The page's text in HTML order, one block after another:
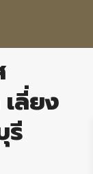
ลี่ยง
รี